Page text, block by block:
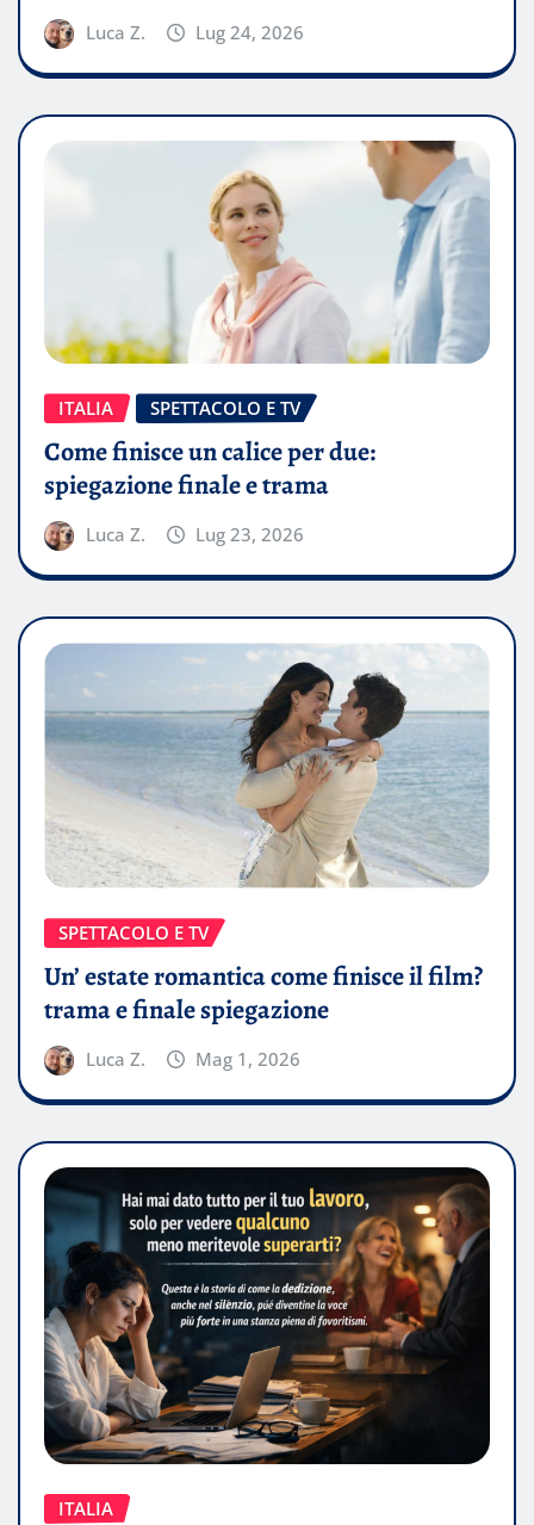
Luca Z. Lug 24, 2026
ITALIA SPETTACOLO E TV
Come finisce un calice per due:
spiegazione finale e trama
Luca Z. Lug 23, 2026
SPETTACOLO E TV
Un’ estate romantica come finisce il film?
trama e finale spiegazione
Luca Z. Mag 1, 2026
ITALIA